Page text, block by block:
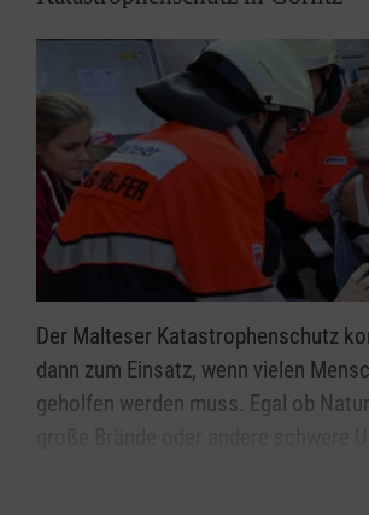
Der Malteser Katastrophenschutz
dann zum Einsatz, wenn vielen
geholfen werden muss. Egal ob
die ehrenamtlichen Einsatzkräfte